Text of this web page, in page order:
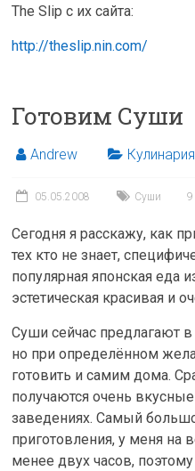
The Slip с их сайта:
http://theslip.nin.com/
Готовим Суши
Andrew Кулинария
05.05.2008 Суши
Сегодня я расскажу, как
тех кто не знает,
популярная японская еда
эстетическая красивая и
Суши сейчас предлагают
но при определённом
готовить и самим дома.
получаются очень
заведениях. Самый
приготовления, у меня на
менее двух часов,